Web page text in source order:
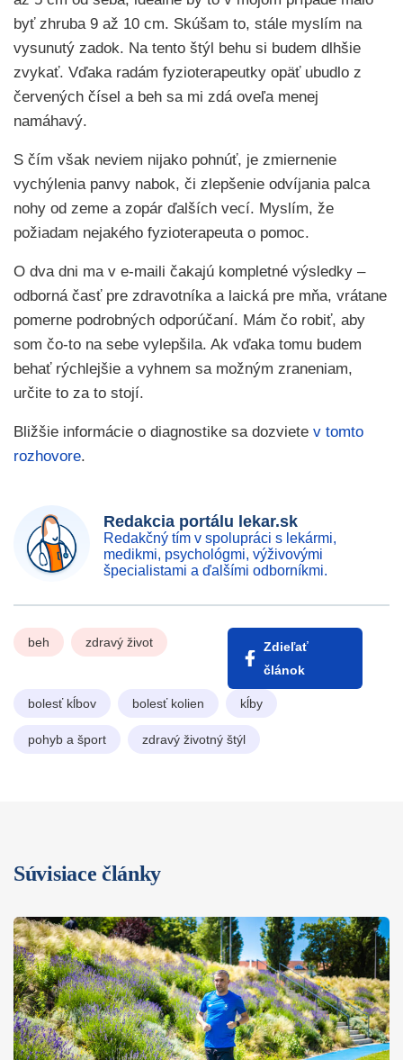
byť zhruba 9 až 10 cm. Skúšam to, stále myslím na
vysunutý zadok. Na tento štýl behu si budem dlhšie
zvykať. Vďaka radám fyzioterapeutky opäť ubudlo z
červených čísel a beh sa mi zdá oveľa menej
namáhavý.
S čím však neviem nijako pohnúť, je zmiernenie
vychýlenia panvy nabok, či zlepšenie odvíjania palca
nohy od zeme a zopár ďalších vecí. Myslím, že
požiadam nejakého fyzioterapeuta o pomoc.
O dva dni ma v e-maili čakajú kompletné výsledky –
odborná časť pre zdravotníka a laická pre mňa, vrátane
pomerne podrobných odporúčaní. Mám čo robiť, aby
som čo-to na sebe vylepšila. Ak vďaka tomu budem
behať rýchlejšie a vyhnem sa možným zraneniam,
určite to za to stojí.
Bližšie informácie o diagnostike sa dozviete v tomto
rozhovore.
Redakcia portálu lekar.sk
Redakčný tím v spolupráci s lekármi,
medikmi, psychológmi, výživovými
špecialistami a ďalšími odborníkmi.
beh zdravý život
Zdieľať
článok
bolesť kĺbov bolesť kolien kĺby
pohyb a šport zdravý životný štýl
Súvisiace články